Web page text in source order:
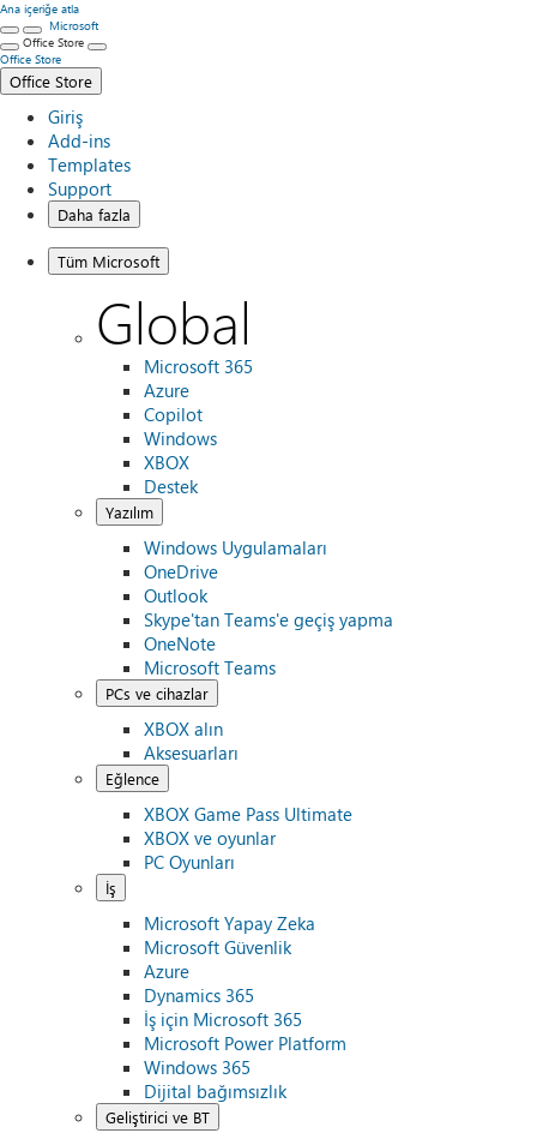
Ana içeriğe atla
Microsoft
Office Store
Office Store
Office Store
Giriş
Add-ins
Templates
Support
Daha fazla
Tüm Microsoft
Global
Microsoft 365
Azure
Copilot
Windows
XBOX
Destek
Yazılım
Windows Uygulamaları
OneDrive
Outlook
Skype'tan Teams'e geçiş yapma
OneNote
Microsoft Teams
PCs ve cihazlar
XBOX alın
Aksesuarları
Eğlence
XBOX Game Pass Ultimate
XBOX ve oyunlar
PC Oyunları
İş
Microsoft Yapay Zeka
Microsoft Güvenlik
Azure
Dynamics 365
İş için Microsoft 365
Microsoft Power Platform
Windows 365
Dijital bağımsızlık
Geliştirici ve BT